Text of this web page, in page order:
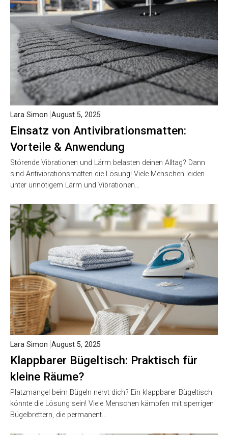
Einsatz von Antivibrationsmatten:
Vorteile & Anwendung
Lara Simon August 5, 2025
Störende Vibrationen und Lärm belasten deinen Alltag? Dann
sind Antivibrationsmatten die Lösung! Viele Menschen leiden
unter unnötigem Lärm und Vibrationen…
Klappbarer Bügeltisch: Praktisch für
kleine Räume?
Lara Simon August 5, 2025
Platzmangel beim Bügeln nervt dich? Ein klappbarer Bügeltisch
könnte die Lösung sein! Viele Menschen kämpfen mit sperrigen
Bügelbrettern, die permanent…